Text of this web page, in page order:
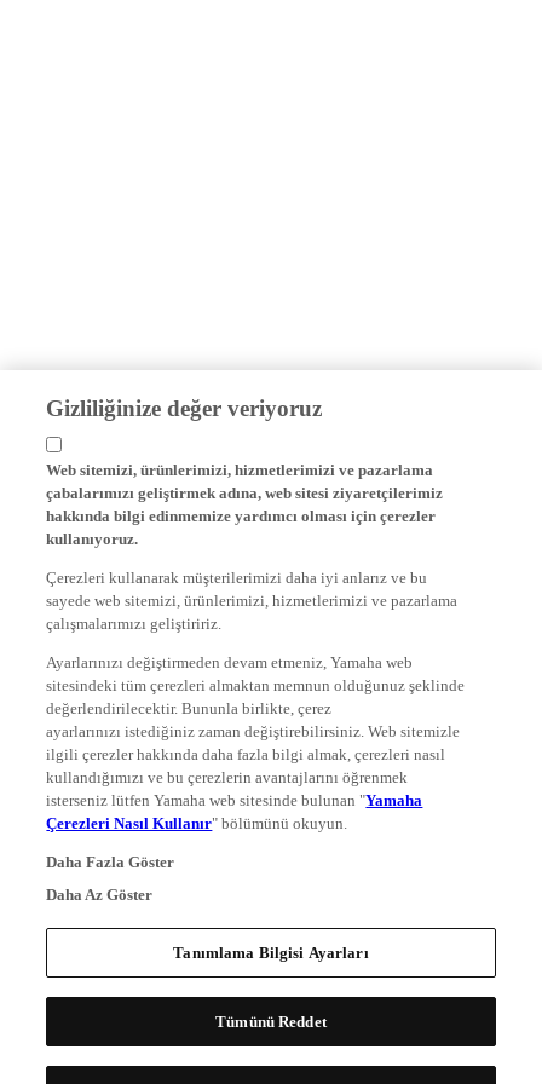
Gizliliğinize değer veriyoruz
Web sitemizi, ürünlerimizi, hizmetlerimizi ve pazarlama
çabalarımızı geliştirmek adına, web sitesi ziyaretçilerimiz
hakkında bilgi edinmemize yardımcı olması için çerezler
kullanıyoruz.
Çerezleri kullanarak müşterilerimizi daha iyi anlarız ve bu
sayede web sitemizi, ürünlerimizi, hizmetlerimizi ve pazarlama
çalışmalarımızı geliştiririz.
Ayarlarınızı değiştirmeden devam etmeniz, Yamaha web
sitesindeki tüm çerezleri almaktan memnun olduğunuz şeklinde
değerlendirilecektir. Bununla birlikte, çerez
ayarlarınızı istediğiniz zaman değiştirebilirsiniz. Web sitemizle
ilgili çerezler hakkında daha fazla bilgi almak, çerezleri nasıl
kullandığımızı ve bu çerezlerin avantajlarını öğrenmek
isterseniz lütfen Yamaha web sitesinde bulunan "Yamaha
Çerezleri Nasıl Kullanır " bölümünü okuyun.
Daha Fazla Göster
Daha Az Göster
Tanımlama Bilgisi Ayarları
Tümünü Reddet